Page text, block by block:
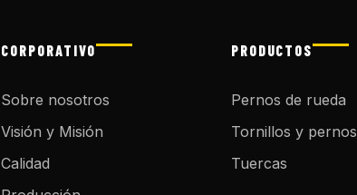
CORPORATIVO
Sobre nosotros
Visión y Misión
Calidad
PRODUCTOS
Pernos de rueda
Tornillos y pernos
Tuercas